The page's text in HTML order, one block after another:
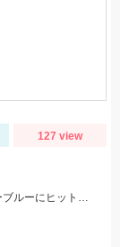
127 view
Rーサーディン30ｇTsulinoカスタム アルミマイスターブルーにヒット！マズメにはアカキンカラーも有効です！